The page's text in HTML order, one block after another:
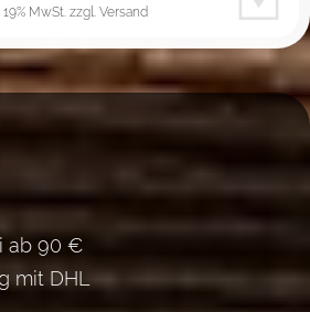
19% MwSt. zzgl. Versand
ab 90 €
mit DHL